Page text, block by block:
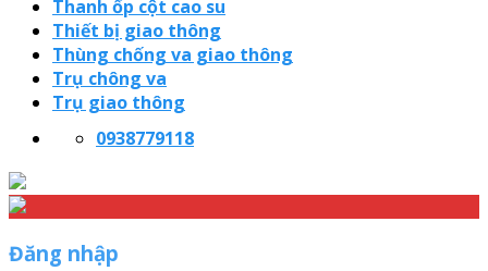
Thanh ốp cột cao su
Thiết bị giao thông
Thùng chống va giao thông
Trụ chông va
Trụ giao thông
0938779118
Đăng nhập